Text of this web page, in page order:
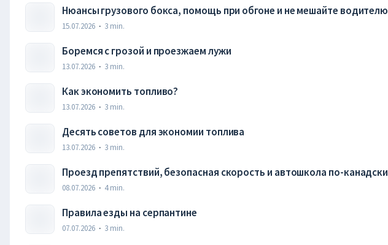
Нюансы грузового бокса, помощь при обгоне и не мешайте водителю
15.07.2026 · 3 min.
Боремся с грозой и проезжаем лужи
13.07.2026 · 3 min.
Как экономить топливо?
13.07.2026 · 3 min.
Десять советов для экономии топлива
13.07.2026 · 3 min.
Проезд препятствий, безопасная скорость и автошкола по-канадски
08.07.2026 · 4 min.
Правила езды на серпантине
07.07.2026 · 3 min.